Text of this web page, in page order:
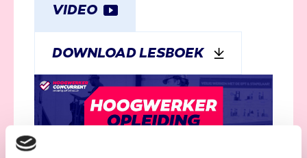
VIDEO
DOWNLOAD LESBOEK